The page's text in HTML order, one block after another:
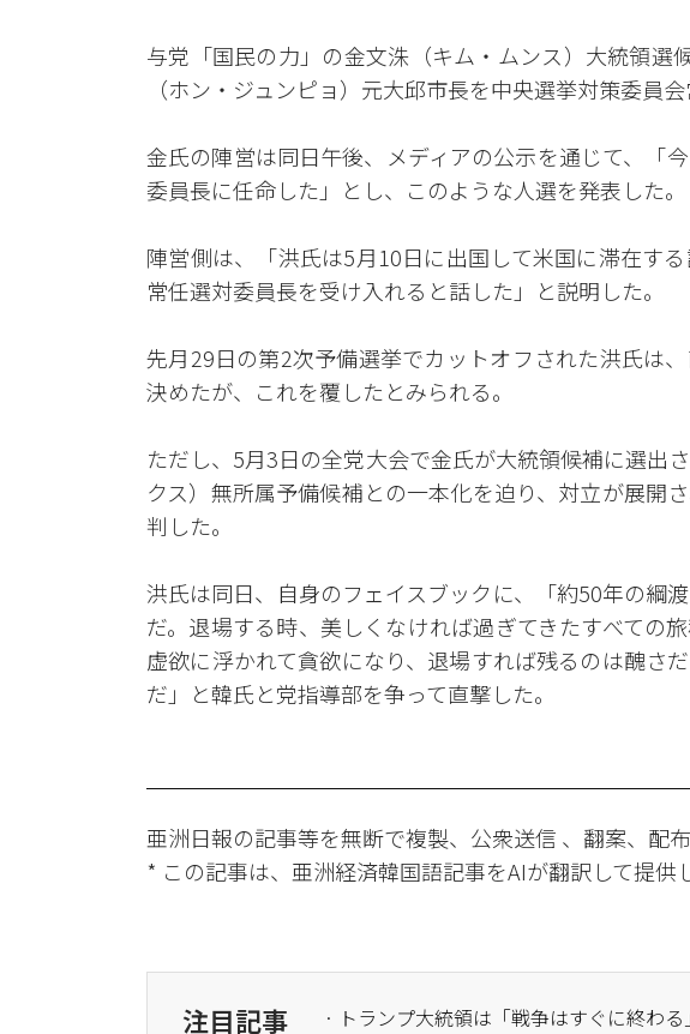
与党「国民の力」の金文洙（キム・ムンス）大統領選
（ホン・ジュンピョ）元大邱市長を中央選挙対策委員
金氏の陣営は同日午後、メディアの公示を通じて、「
委員長に任命した」とし、このような人選を発表した。
陣営側は、「洪氏は5月10日に出国して米国に滞在す
常任選対委員長を受け入れると話した」と説明した。
先月29日の第2次予備選挙でカットオフされた洪氏は
決めたが、これを覆したとみられる。
ただし、5月3日の全党大会で金氏が大統領候補に選出
クス）無所属予備候補との一本化を迫り、対立が展開
判した。
洪氏は同日、自身のフェイスブックに、「約50年の綱
だ。退場する時、美しくなければ過ぎてきたすべての
虚欲に浮かれて貪欲になり、退場すれば残るのは醜さ
だ」と韓氏と党指導部を争って直撃した。
亜洲日報の記事等を無断で複製、公衆送信 、翻案、配
* この記事は、亜洲経済韓国語記事をAIが翻訳して提供
注目記事